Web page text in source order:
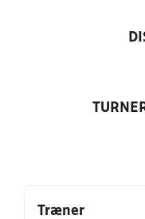
Træner